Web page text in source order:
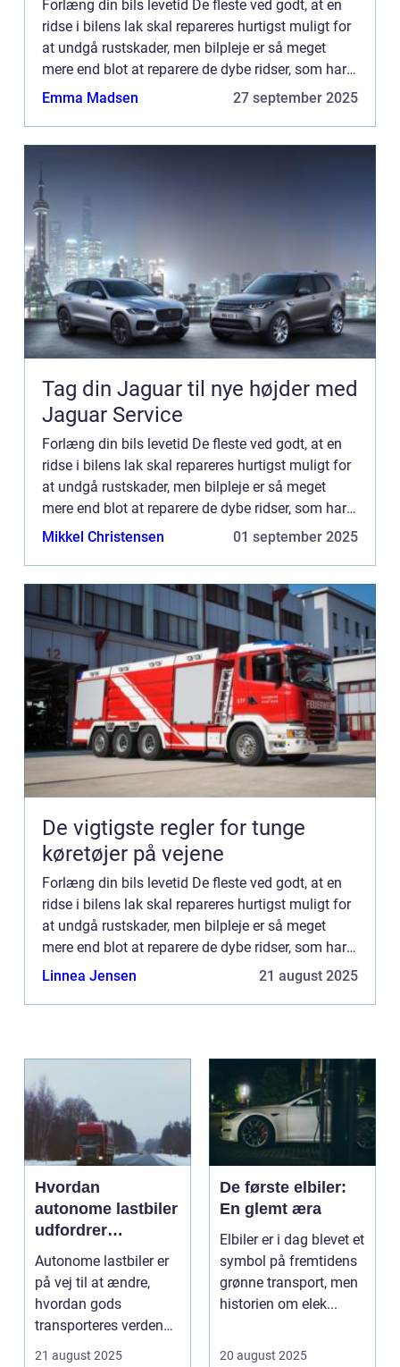
Forlæng din bils levetid De fleste ved godt, at en
ridse i bilens lak skal repareres hurtigst muligt for
at undgå rustskader, men bilpleje er så meget
mere end blot at reparere de dybe ridser, som har
skrællet lakken helt væk i et område. Den slags r...
Emma Madsen 27 september 2025
Tag din Jaguar til nye højder med
Jaguar Service
Forlæng din bils levetid De fleste ved godt, at en
ridse i bilens lak skal repareres hurtigst muligt for
at undgå rustskader, men bilpleje er så meget
mere end blot at reparere de dybe ridser, som har
skrællet lakken helt væk i et område. Den slags r...
Mikkel Christensen 01 september 2025
De vigtigste regler for tunge
køretøjer på vejene
Forlæng din bils levetid De fleste ved godt, at en
ridse i bilens lak skal repareres hurtigst muligt for
at undgå rustskader, men bilpleje er så meget
mere end blot at reparere de dybe ridser, som har
skrællet lakken helt væk i et område. Den slags r...
Linnea Jensen 21 august 2025
Hvordan
autonome lastbiler
udfordrer
traditionel logistik
Autonome lastbiler er
på vej til at ændre,
hvordan gods
transporteres verden
over. Udsty...
21 august 2025
De første elbiler:
En glemt æra
Elbiler er i dag blevet et
symbol på fremtidens
grønne transport, men
historien om elek...
20 august 2025